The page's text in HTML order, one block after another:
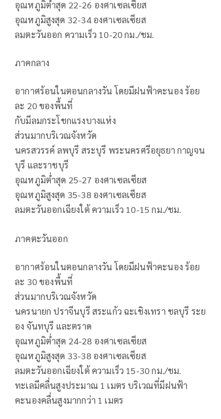
อุณหภูมิต่ำสุด 22-26 องศาเซลเซียส
อุณหภูมิสูงสุด 32-34 องศาเซลเซียส
ลมตะวันออก ความเร็ว 10-20 กม./ชม.
ภาคกลาง
อากาศร้อนในตอนกลางวัน โดยมีฝนฟ้าคะนอง ร้อย
ละ 20 ของพื้นที่
กับมีลมกระโชกแรงบางแห่ง
ส่วนมากบริเวณจังหวัด
นครสวรรค์ ลพบุรี สระบุรี พระนครศรีอยุธยา กาญจน
บุรี และราชบุรี
อุณหภูมิต่ำสุด 25-27 องศาเซลเซียส
อุณหภูมิสูงสุด 35-38 องศาเซลเซียส
ลมตะวันออกเฉียงใต้ ความเร็ว 10-15 กม./ชม.
ภาคตะวันออก
อากาศร้อนในตอนกลางวัน โดยมีฝนฟ้าคะนอง ร้อย
ละ 30 ของพื้นที่
ส่วนมากบริเวณจังหวัด
นครนายก ปราจีนบุรี สระแก้ว ฉะเชิงเทรา ชลบุรี ระย
อง จันทบุรี และตราด
อุณหภูมิต่ำสุด 24-28 องศาเซลเซียส
อุณหภูมิสูงสุด 33-38 องศาเซลเซียส
ลมตะวันออกเฉียงใต้ ความเร็ว 15-30 กม./ชม.
ทะเลมีคลื่นสูงประมาณ 1 เมตร บริเวณที่มีฝนฟ้า
คะนองคลื่นสูงมากกว่า 1 เมตร